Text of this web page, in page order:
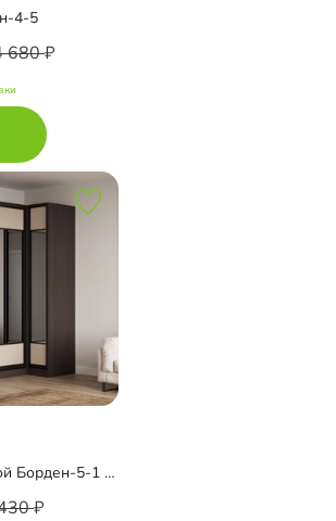
4-5
680
Шкаф-купе угловой Борден-5-1 1000